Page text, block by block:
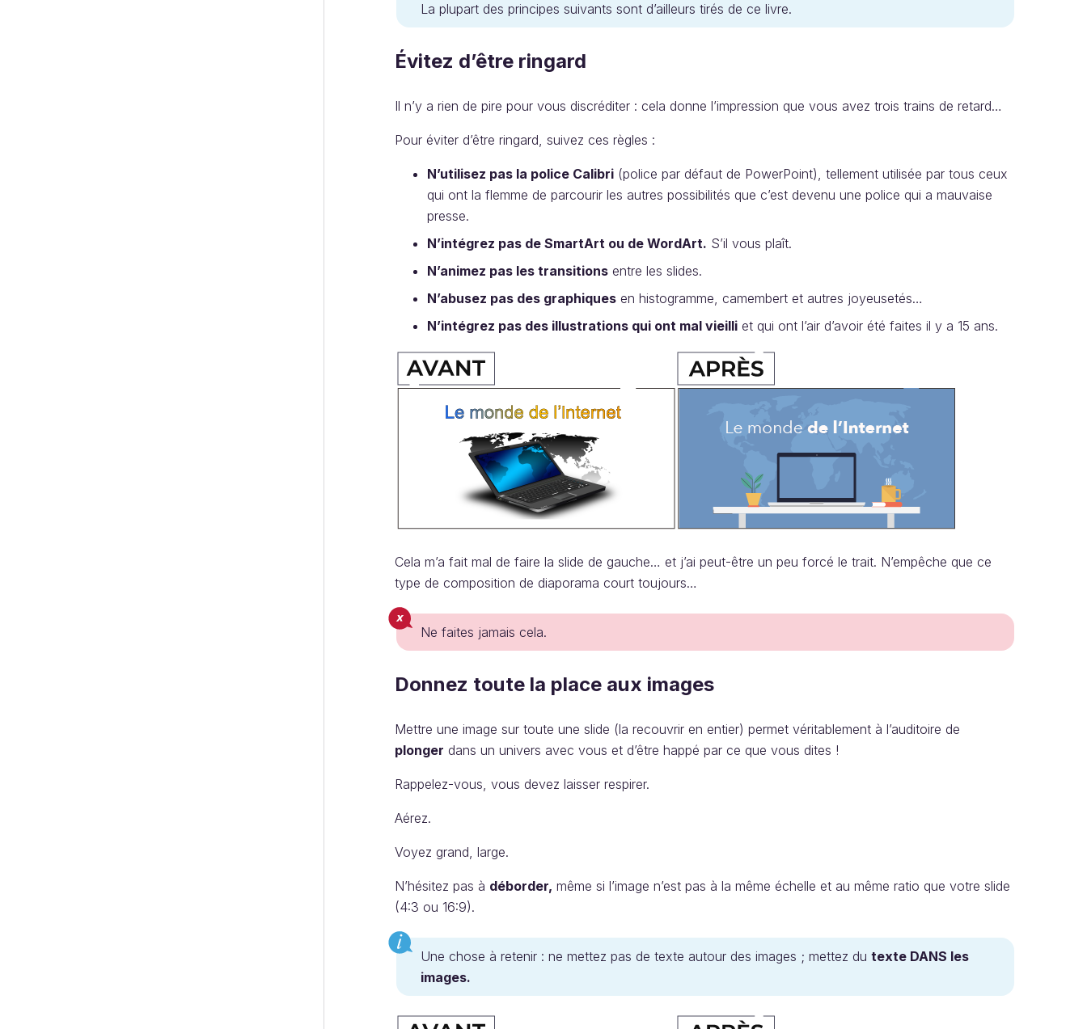
La plupart des principes suivants sont d’ailleurs tirés de ce livre.
Évitez d’être ringard
Il n’y a rien de pire pour vous discréditer : cela donne l’impression que vous avez trois trains de retard…
Pour éviter d’être ringard, suivez ces règles :
N’utilisez pas la police Calibri (police par défaut de PowerPoint), tellement utilisée par tous ceux
qui ont la flemme de parcourir les autres possibilités que c’est devenu une police qui a mauvaise
presse.
N’intégrez pas de SmartArt ou de WordArt. S’il vous plaît.
N’animez pas les transitions entre les slides.
N’abusez pas des graphiques en histogramme, camembert et autres joyeusetés…
N’intégrez pas des illustrations qui ont mal vieilli et qui ont l’air d’avoir été faites il y a 15 ans.
Cela m’a fait mal de faire la slide de gauche… et j’ai peut-être un peu forcé le trait. N’empêche que ce
type de composition de diaporama court toujours…
Ne faites jamais cela.
Donnez toute la place aux images
Mettre une image sur toute une slide (la recouvrir en entier) permet véritablement à l’auditoire de
plonger dans un univers avec vous et d’être happé par ce que vous dites !
Rappelez-vous, vous devez laisser respirer.
Aérez.
Voyez grand, large.
N’hésitez pas à déborder, même si l’image n’est pas à la même échelle et au même ratio que votre slide
(4:3 ou 16:9).
Une chose à retenir : ne mettez pas de texte autour des images ; mettez du texte DANS les
images.